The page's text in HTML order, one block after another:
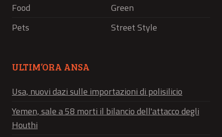
Food
Green
Pets
Street Style
ULTIM’ORA ANSA
Usa, nuovi dazi sulle importazioni di polisilicio
Yemen, sale a 58 morti il bilancio dell'attacco degli
Houthi